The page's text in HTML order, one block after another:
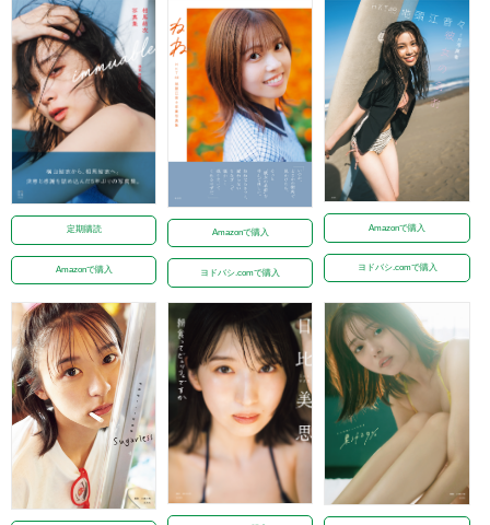
定期購読
Amazonで購入
Amazonで購入
ヨドバシ.comで購入
Amazonで購入
ヨドバシ.comで購入